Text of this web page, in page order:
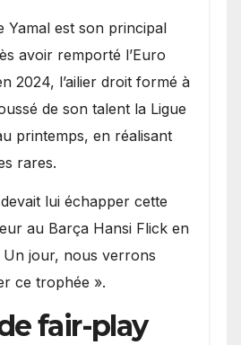
Yamal est son principal
avoir remporté l’Euro
2024, l’ailier droit formé à
de son talent la Ligue
printemps, en réalisant
rares.
lui échapper cette
au Barça Hansi Flick en
jour, nous verrons
ce trophée ».
fair-play